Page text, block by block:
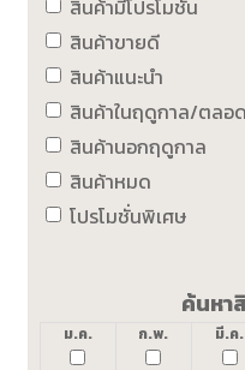
สินค้ามีโปรโมชั่น
สินค้าขายดี
สินค้าแนะนำ
สินค้าในฤดูกาล/ตลอ
สินค้านอกฤดูกาล
สินค้าหมด
โปรโมชั่นพิเศษ
ค้นหา
ม.ค. ก.พ. มี.ค.